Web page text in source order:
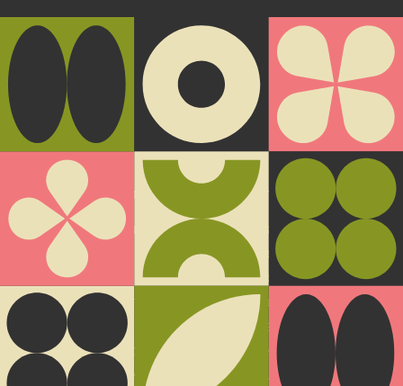
GOURMET TRIFFT EXTRAVAGANZ UND KLASSIK
MANUÓLEO Natives Olivenöl Extra
Unser Traum von Öl: Die erste Pressung aus der
neuen Ernte, die wir in limitierter Menge auf
formschöne und handschmeichelnde Flaschen in
antikgrünem Verdedrusco-Ton ziehen. Ein
Blickfang in der Küche und im Einzelhandel.
Auf Wunsch auch personalisiert bestellbar mit
hochwertiger Veredelung und Prägung der